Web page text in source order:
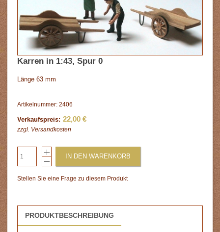
Karren in 1:43, Spur 0
Länge 63 mm
Artikelnummer: 2406
Verkaufspreis: 22,00 €
zzgl. Versandkosten
IN DEN WARENKORB
Stellen Sie eine Frage zu diesem Produkt
PRODUKTBESCHREIBUNG